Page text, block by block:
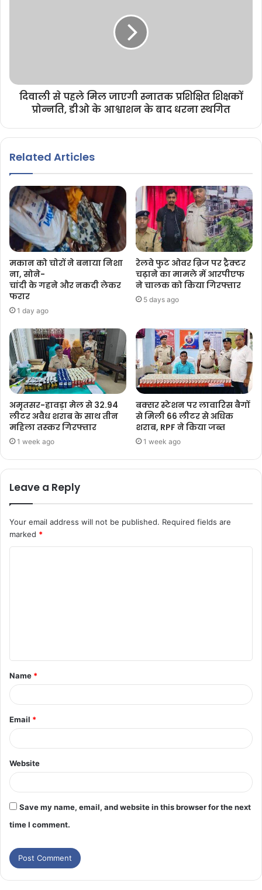
दिवाली से पहले मिल जाएगी स्नातक प्रशिक्षित शिक्षकों
प्रोन्नति, डीओ के आश्वाशन के बाद धरना स्थगित
Related Articles
मकान को चोरों ने बनाया निशा
ना, सोने-
चांदी के गहने और नकदी लेकर
फरार
1 day ago
रेलवे फुट ओवर ब्रिज पर ट्रैक्टर
चढ़ाने का मामले में आरपीएफ
ने चालक को किया गिरफ्तार
5 days ago
अमृतसर-हावड़ा मेल से 32.94
लीटर अवैध शराब के साथ तीन
महिला तस्कर गिरफ्तार
1 week ago
बक्सर स्टेशन पर लावारिस बैगों
से मिली 66 लीटर से अधिक
शराब, RPF ने किया जब्त
1 week ago
Leave a Reply
Your email address will not be published. Required fields are
marked *
Name *
Email *
Website
Save my name, email, and website in this browser for the next
time I comment.